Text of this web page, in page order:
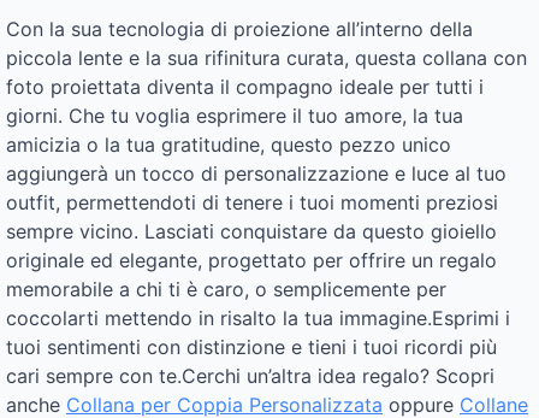
Con la sua tecnologia di proiezione all’interno della
piccola lente e la sua rifinitura curata, questa collana con
foto proiettata diventa il compagno ideale per tutti i
giorni. Che tu voglia esprimere il tuo amore, la tua
amicizia o la tua gratitudine, questo pezzo unico
aggiungerà un tocco di personalizzazione e luce al tuo
outfit, permettendoti di tenere i tuoi momenti preziosi
sempre vicino. Lasciati conquistare da questo gioiello
originale ed elegante, progettato per offrire un regalo
memorabile a chi ti è caro, o semplicemente per
coccolarti mettendo in risalto la tua immagine.Esprimi i
tuoi sentimenti con distinzione e tieni i tuoi ricordi più
cari sempre con te.Cerchi un’altra idea regalo? Scopri
anche Collana per Coppia Personalizzata​ oppure Collane